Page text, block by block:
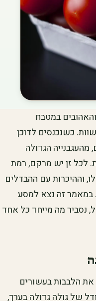
במטבח
כשנכנסים לדוכן
מהעגבנייה הגדולה
לכל זן יש מרקם, רמת
וההיכרות עם ההבדלים
במאמר זה נצא למסע
נסביר מה מייחד כל אחד
הלבבות בעשורים
של גולה גדולה בערך,